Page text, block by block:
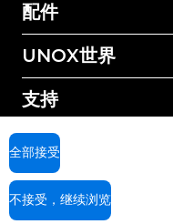
配件
所有配件
手动清洗清洁剂
树脂过滤水处理
反渗透水处理
UNOX世界
我们在全球的办事处
支持
UNOX质保
查找经销商
查找服务中心
AI Content Disclaimer
全部接受
不接受，继续浏览